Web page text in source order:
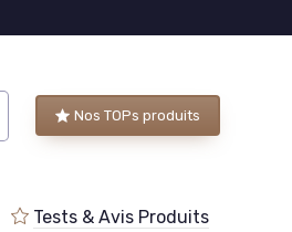
Nos TOPs produits
Tests & Avis Produits